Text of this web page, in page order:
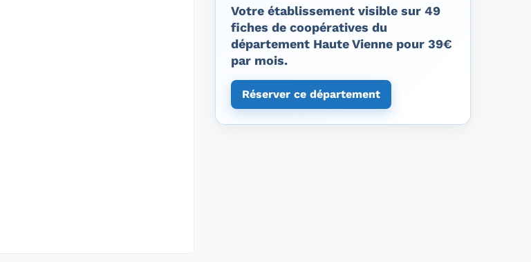
Votre établissement visible sur 49
fiches de coopératives du
département Haute Vienne pour 39€
par mois.
Réserver ce département